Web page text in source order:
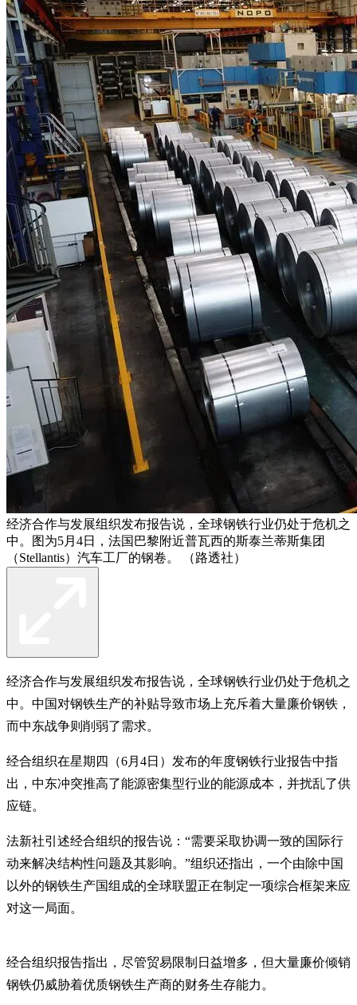
经济合作与发展组织发布报告说，全球钢铁行业仍处于危机之
中。图为5月4日，法国巴黎附近普瓦西的斯泰兰蒂斯集团
（Stellantis）汽车工厂的钢卷。 （路透社）
经济合作与发展组织发布报告说，全球钢铁行业仍处于危机之
中。中国对钢铁生产的补贴导致市场上充斥着大量廉价钢铁，
而中东战争则削弱了需求。
经合组织在星期四（6月4日）发布的年度钢铁行业报告中指
出，中东冲突推高了能源密集型行业的能源成本，并扰乱了供
应链。
法新社引述经合组织的报告说：“需要采取协调一致的国际行
动来解决结构性问题及其影响。”组织还指出，一个由除中国
以外的钢铁生产国组成的全球联盟正在制定一项综合框架来应
对这一局面。
经合组织报告指出，尽管贸易限制日益增多，但大量廉价倾销
钢铁仍威胁着优质钢铁生产商的财务生存能力。